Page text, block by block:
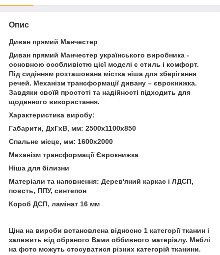
Опис
Диван прямий Манчестер
Диван прямий Манчестер українського виробника -
основною особливістю цієї моделі є стиль і комфорт.
Під сидінням розташована містка ніша для зберігання
речей. Механізм трансформації дивану – єврокнижка.
Завдяки своїй простоті та надійності підходить для
щоденного використання.
Характеристика виробу:
Габарити, ДхГхВ, мм: 2500х1100х850
Спальне місце, мм: 1600х2000
Механізм трансформації Єврокнижка
Ніша для білизни
Матеріали та наповнення: Дерев'яний каркас і ЛДСП,
повсть, ППУ, синтепон
Короб ДСП, ламінат 16 мм
Ціна на вироби встановлена ​​відносно 1 категорії тканин і
залежить від обраного Вами оббивного матеріалу. Меблі
на фото можуть стосуватися різних категорій тканини.